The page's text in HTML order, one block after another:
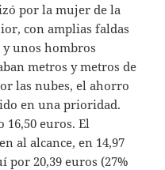
por la mujer de la
con amplias faldas
unos hombros
metros y metros de
las nubes, el ahorro
en una prioridad.
16,50 euros. El
al alcance, en 14,97
por 20,39 euros (27%